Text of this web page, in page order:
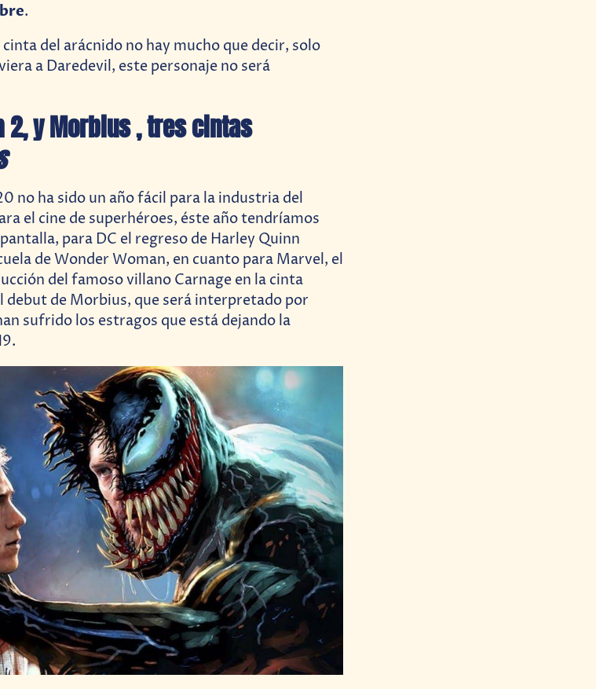
.
del arácnido no hay mucho que decir, solo
a Daredevil, este personaje no será
2, y Morbius , tres cintas
no ha sido un año fácil para la industria del
el cine de superhéroes, éste año tendríamos
para DC el regreso de Harley Quinn
de Wonder Woman, en cuanto para Marvel, el
del famoso villano Carnage en la cinta
debut de Morbius, que será interpretado por
sufrido los estragos que está dejando la